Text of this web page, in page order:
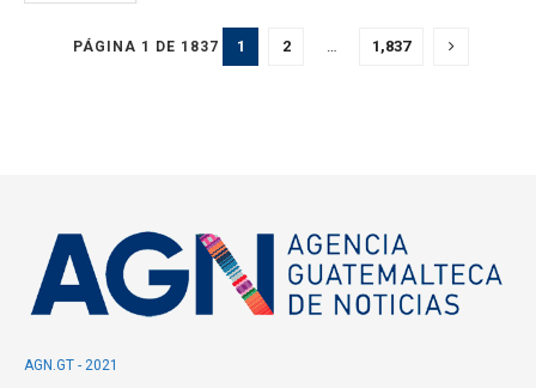
PÁGINA 1 DE 1837 1 2 … 1,837
AGN.GT - 2021